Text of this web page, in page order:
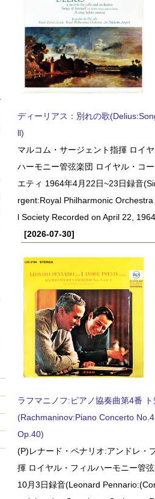
ディーリアス：別れの歌
ll)
マルコム・サージェント指揮 ロイ
ハーモニー管弦楽団 ロイヤル・コ
エティ 1964年4月22日~23日録音
rgent:Royal Philharmonic
l Society Recorded on April 22,
[2026-07-30]
ラフマニノフ:ピアノ協奏曲第4番
(Rachmaninov:Piano Concerto
Op.40)
(P)レナード・ペナリオ:アンドレ・
揮 ロイヤル・フィルハーモニー管
10月3日録音(Leonard